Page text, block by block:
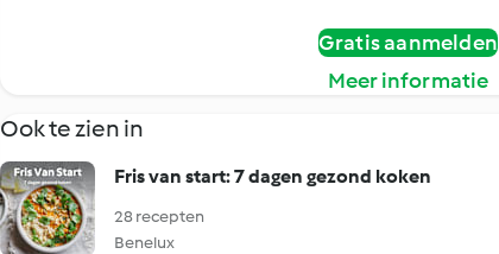
Gratis aanmelden
Meer informatie
Ook te zien in
Fris van start: 7 dagen gezond koken
28 recepten
Benelux